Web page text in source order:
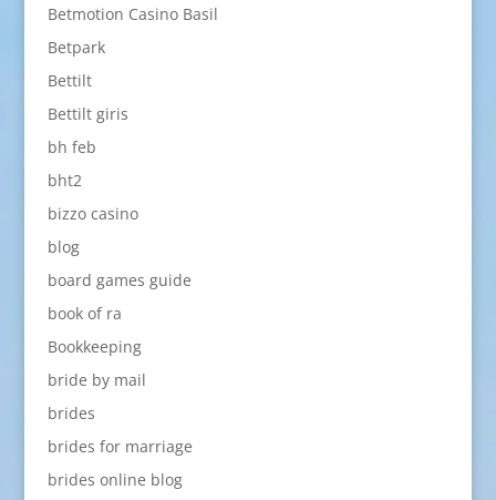
Betmotion Casino Basil
Betpark
Bettilt
Bettilt giris
bh feb
bht2
bizzo casino
blog
board games guide
book of ra
Bookkeeping
bride by mail
brides
brides for marriage
brides online blog